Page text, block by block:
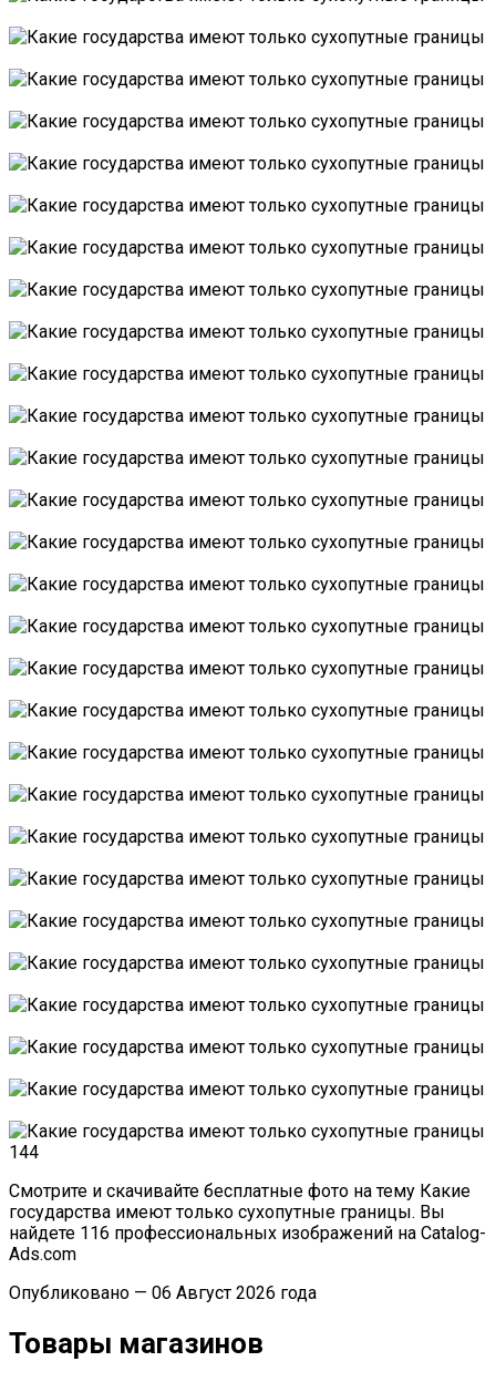
Смотрите и скачивайте бесплатные фото на тему Какие
государства имеют только сухопутные границы. Вы
найдете 116 профессиональных изображений на Catalog-
Ads.com
Опубликовано — 06 Август 2026 года
Товары магазинов